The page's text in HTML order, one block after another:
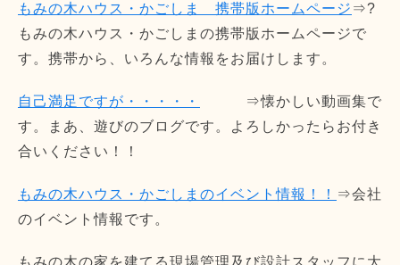
もみの木ハウス・かごしま 携帯版ホームページ ⇒?
もみの木ハウス・かごしまの携帯版ホームページで
す。携帯から、いろんな情報をお届けします。
自己満足ですが・・・・・
⇒懐かしい動画集で
す。まあ、遊びのブログです。よろしかったらお付き
合いください！！
もみの木ハウス・かごしまのイベント情報！！ ⇒会社
のイベント情報です。